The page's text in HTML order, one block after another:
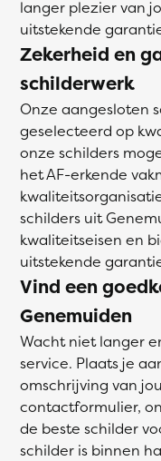
langer plezier van
uitstekende
Zekerheid en
schilderwerk
Onze aangesloten
geselecteerd op
onze schilders
het AF-erkende
schilders uit
kwaliteitseisen en
uitstekende
Vind een
Genemuiden
Wacht niet langer
service. Plaats je
omschrijving van
contactformulier,
de beste schilder
schilder is binnen